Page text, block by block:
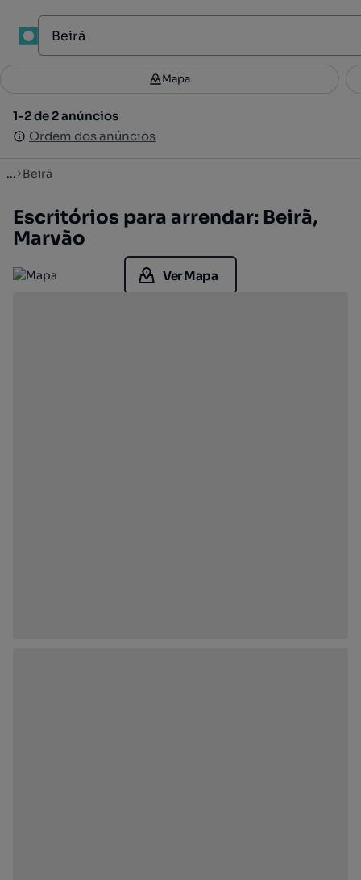
Filtros 4
1-2 de 2 anúncios
Ordem dos anúncios
Mapa
1-2 de 2 anúncios
Ordem dos anúncios
... Beirã
Escritórios para arrendar: Beirã,
Marvão
Ver Mapa